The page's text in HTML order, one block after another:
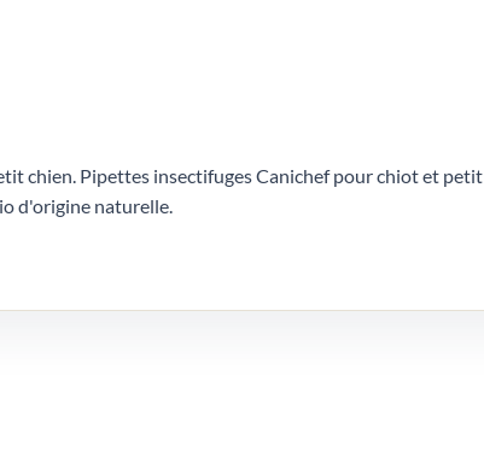
chien. Pipettes insectifuges Canichef pour chiot et petit
d'origine naturelle.